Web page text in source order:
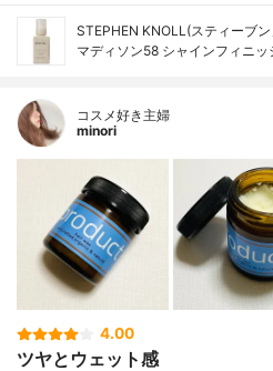
STEPHEN KNOLL(スティーブン
マディソン58 シャインフィニッ
コスメ好き主婦
minori
4.00
ツヤとウェット感